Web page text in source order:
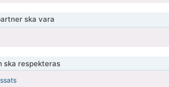
ska vara
ska respekteras